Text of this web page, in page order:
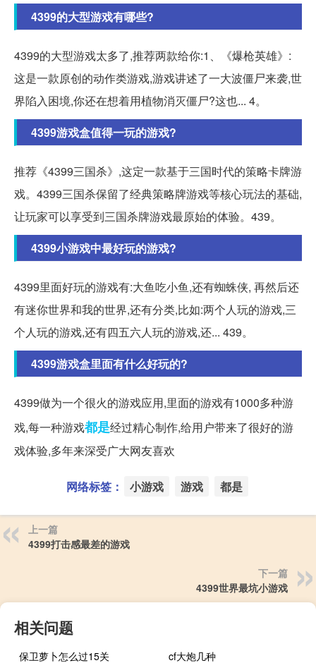
4399的大型游戏有哪些?
4399的大型游戏太多了,推荐两款给你:1、《爆枪英雄》:
这是一款原创的动作类游戏,游戏讲述了一大波僵尸来袭,世
界陷入困境,你还在想着用植物消灭僵尸?这也... 4。
4399游戏盒值得一玩的游戏?
推荐《4399三国杀》,这定一款基于三国时代的策略卡牌游
戏。4399三国杀保留了经典策略牌游戏等核心玩法的基础,
让玩家可以享受到三国杀牌游戏最原始的体验。439。
4399小游戏中最好玩的游戏?
4399里面好玩的游戏有:大鱼吃小鱼,还有蜘蛛侠, 再然后还
有迷你世界和我的世界,还有分类,比如:两个人玩的游戏,三
个人玩的游戏,还有四五六人玩的游戏,还... 439。
4399游戏盒里面有什么好玩的?
4399做为一个很火的游戏应用,里面的游戏有1000多种游
戏,每一种游戏都是经过精心制作,给用户带来了很好的游
戏体验,多年来深受广大网友喜欢
网络标签： 小游戏 游戏 都是
上一篇
4399打击感最差的游戏
下一篇
4399世界最坑小游戏
相关问题
保卫萝卜怎么过15关 cf大炮几种